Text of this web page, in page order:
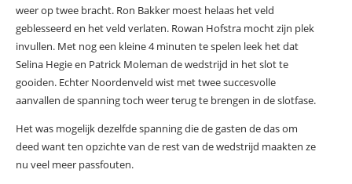
weer op twee bracht. Ron Bakker moest helaas het veld
geblesseerd en het veld verlaten. Rowan Hofstra mocht zijn plek
invullen. Met nog een kleine 4 minuten te spelen leek het dat
Selina Hegie en Patrick Moleman de wedstrijd in het slot te
gooiden. Echter Noordenveld wist met twee succesvolle
aanvallen de spanning toch weer terug te brengen in de slotfase.
Het was mogelijk dezelfde spanning die de gasten de das om
deed want ten opzichte van de rest van de wedstrijd maakten ze
nu veel meer passfouten.